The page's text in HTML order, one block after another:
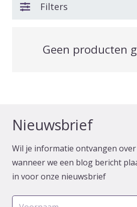
Filters
Geen producten
Nieuwsbrief
Wil je informatie ontvangen
wanneer we een blog bericht
in voor onze nieuwsbrief